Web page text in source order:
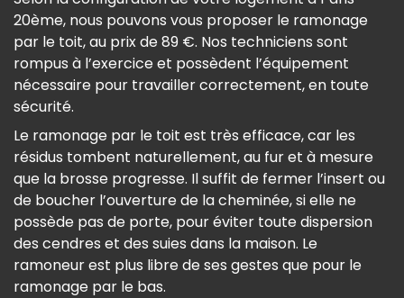
20ème, nous pouvons vous proposer le ramonage
par le toit, au prix de 89 €. Nos techniciens sont
rompus à l’exercice et possèdent l’équipement
nécessaire pour travailler correctement, en toute
sécurité.
Le ramonage par le toit est très efficace, car les
résidus tombent naturellement, au fur et à mesure
que la brosse progresse. Il suffit de fermer l’insert ou
de boucher l’ouverture de la cheminée, si elle ne
possède pas de porte, pour éviter toute dispersion
des cendres et des suies dans la maison. Le
ramoneur est plus libre de ses gestes que pour le
ramonage par le bas.